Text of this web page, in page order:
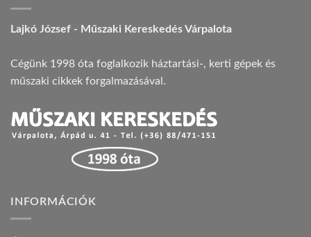
Lajkó József - Műszaki Kereskedés Várpalota
Cégünk 1998 óta foglalkozik háztartási-, kerti gépek és
műszaki cikkek forgalmazásával.
INFORMÁCIÓK